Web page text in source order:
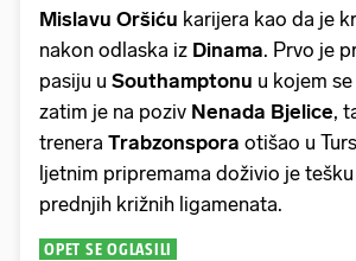
Mislavu Oršiću karijera kao da je
nakon odlaska iz Dinama. Prvo je
pasiju u Southamptonu u kojem
zatim je na poziv Nenada Bjelice,
trenera Trabzonspora otišao u
ljetnim pripremama doživio je
prednjih križnih ligamenata.
OPET SE OGLASILI